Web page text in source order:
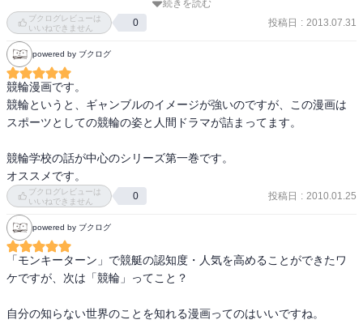
負を有利に展開しているなど）続きを読む
ブクログレビューは
いいねできません
0 投稿日 : 2013.07.31
powered by ブクログ
競輪漫画です。
競輪というと、ギャンブルのイメージが強いのですが、この漫画は
スポーツとしての競輪の姿と人間ドラマが詰まってます。
競輪学校の話が中心のシリーズ第一巻です。
オススメです。
ブクログレビューは
いいねできません
0 投稿日 : 2010.01.25
powered by ブクログ
「モンキーターン」で競艇の認知度・人気を高めることができたワ
ケですが、次は「競輪」ってこと？
自分の知らない世界のことを知れる漫画ってのはいいですね。